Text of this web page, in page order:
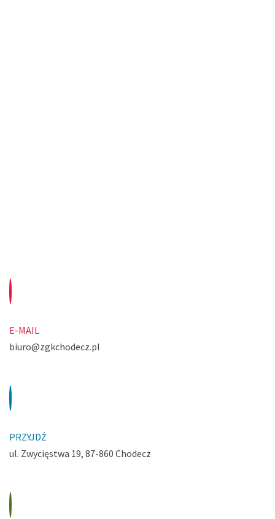
E-MAIL
biuro@zgkchodecz.pl
PRZYJDŹ
ul. Zwycięstwa 19, 87-860 Chodecz